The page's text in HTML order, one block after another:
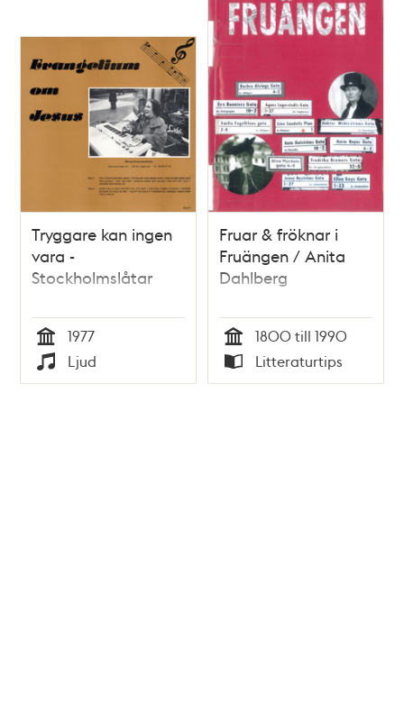
Tryggare kan ingen
vara -
Stockholmslåtar
Tid
1977
Typ
Ljud
Fruar & fröknar i
Fruängen / Anita
Dahlberg
Tid
1800 till 1990
Typ
Litteraturtips